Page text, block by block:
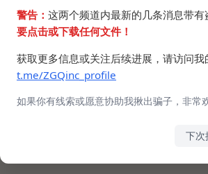
警告： 这两个频道内最新的几条消息带有
要点击或下载任何文件！
获取更多信息或关注后续进展，请访问我
t.me/ZGQinc_profile
如果你有线索或愿意协助我揪出骗子，非常
下次